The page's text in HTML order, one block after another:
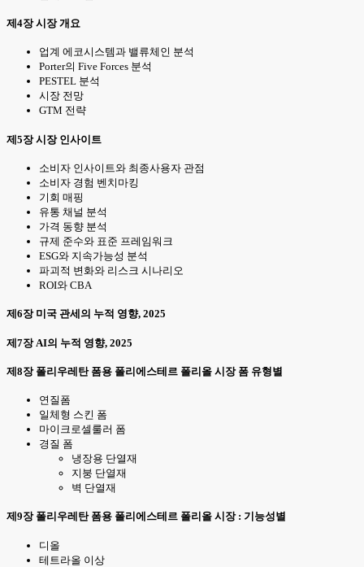
제4장 시장 개요
업계 에코시스템과 밸류체인 분석
Porter의 Five Forces 분석
PESTEL 분석
시장 전망
GTM 전략
제5장 시장 인사이트
소비자 인사이트와 최종사용자 관점
소비자 경험 벤치마킹
기회 매핑
유통 채널 분석
가격 동향 분석
규제 준수와 표준 프레임워크
ESG와 지속가능성 분석
파괴적 변화와 리스크 시나리오
ROI와 CBA
제6장 미국 관세의 누적 영향, 2025
제7장 AI의 누적 영향, 2025
제8장 폴리우레탄 폼용 폴리에스테르 폴리올 시장 폼 유형별
연질폼
일체형 스킨 폼
마이크로셀룰러 폼
경질 폼
냉장용 단열재
지붕 단열재
벽 단열재
제9장 폴리우레탄 폼용 폴리에스테르 폴리올 시장 : 기능성별
디올
테트라올 이상